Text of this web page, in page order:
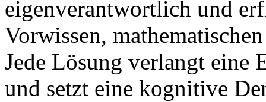
eigenverantwortlich und
Vorwissen,
Jede Lösung verlangt eine
und setzt eine kognitive